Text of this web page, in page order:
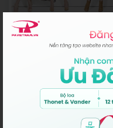
2,200,000 vnđ